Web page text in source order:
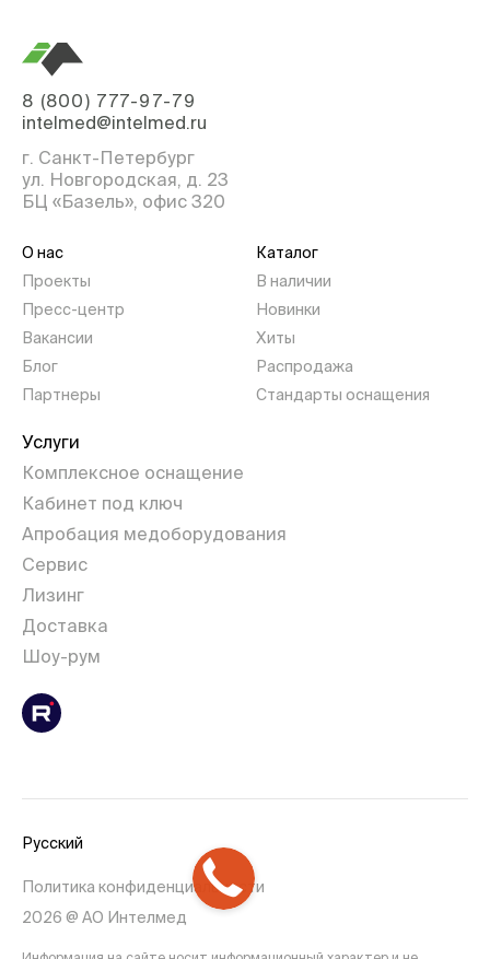
8 (800) 777-97-79
intelmed@intelmed.ru
г. Санкт-Петербург
ул. Новгородская, д. 23
БЦ «Базель», офис 320
О нас
Проекты
Пресс-центр
Вакансии
Блог
Партнеры
Каталог
В наличии
Новинки
Хиты
Распродажа
Стандарты оснащения
Услуги
Комплексное оснащение
Кабинет под ключ
Апробация медоборудования
Сервис
Лизинг
Доставка
Шоу-рум
Русский
Политика конфиденциальности
2026 @ АО Интелмед